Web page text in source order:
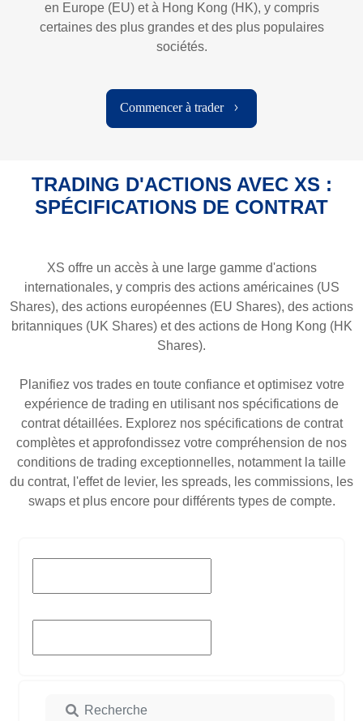
en Europe (EU) et à Hong Kong (HK), y compris
certaines des plus grandes et des plus populaires
sociétés.
Commencer à trader
TRADING D'ACTIONS AVEC XS :
SPÉCIFICATIONS DE CONTRAT
XS offre un accès à une large gamme d'actions
internationales, y compris des actions américaines (US
Shares), des actions européennes (EU Shares), des actions
britanniques (UK Shares) et des actions de Hong Kong (HK
Shares).
Planifiez vos trades en toute confiance et optimisez votre
expérience de trading en utilisant nos spécifications de
contrat détaillées. Explorez nos spécifications de contrat
complètes et approfondissez votre compréhension de nos
conditions de trading exceptionnelles, notamment la taille
du contrat, l'effet de levier, les spreads, les commissions, les
swaps et plus encore pour différents types de compte.